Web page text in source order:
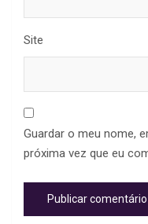
Site
Guardar o meu nome,
próxima vez que eu